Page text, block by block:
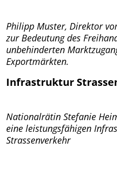
Philipp Muster, Direktor
zur Bedeutung des
unbehinderten
Exportmärkten.
Infrastruktur
Nationalrätin Stefanie
eine leistungsfähigen
Strassenverkehr